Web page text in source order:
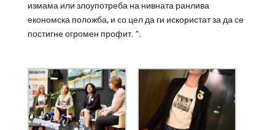
измама или злоупотреба на нивната ранлива
економска положба, и со цел да ги искористат за да се
постигне огромен профит. “.